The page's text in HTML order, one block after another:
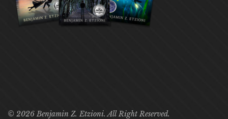
© 2026 Benjamin Z. Etzioni. All Right Reserved.